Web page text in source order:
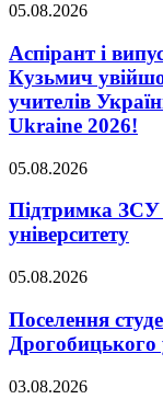
05.08.2026
Аспірант і
Кузьмич
учителів
Ukraine 2026!
05.08.2026
Підтримка ЗСУ
університету
05.08.2026
Поселення
Дрогобицького
03.08.2026